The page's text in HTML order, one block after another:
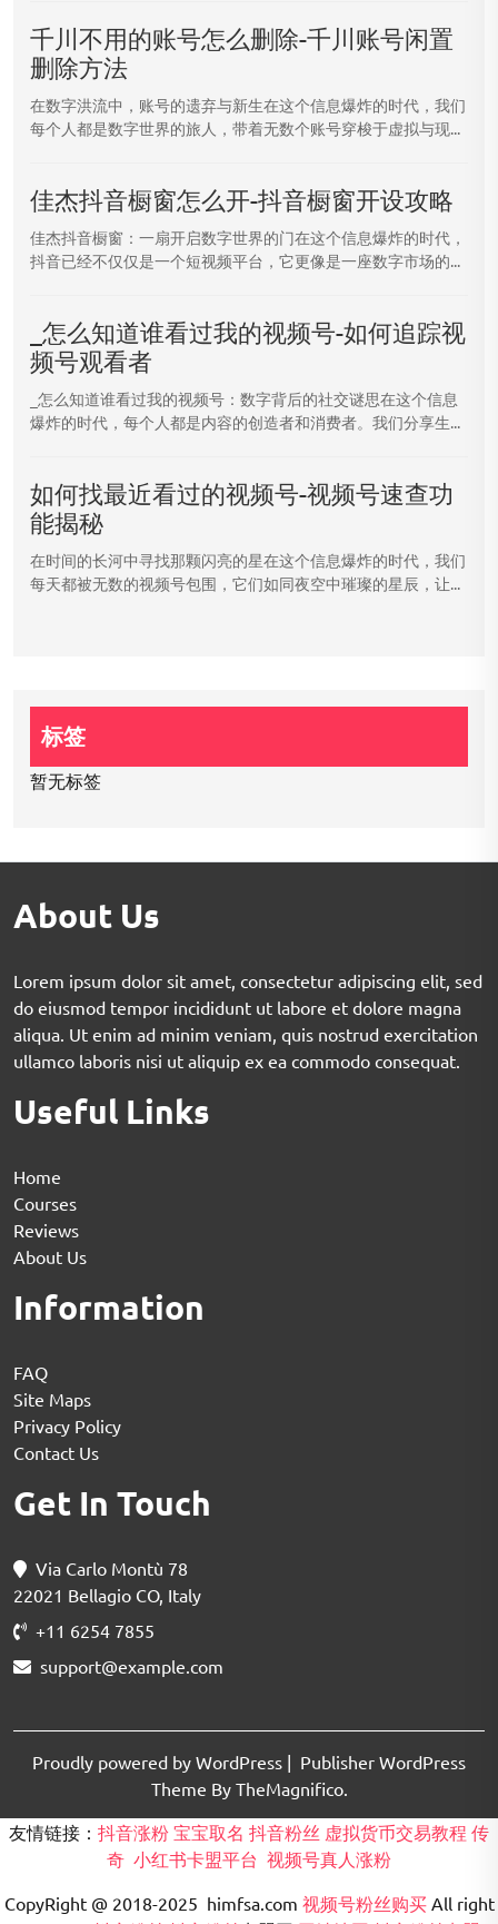
千川不用的账号怎么删除-千川账号闲置
删除方法
在数字洪流中，账号的遗弃与新生在这个信息爆炸的时代，我们
每个人都是数字世界的旅人，带着无数个账号穿梭于虚拟与现...
佳杰抖音橱窗怎么开-抖音橱窗开设攻略
佳杰抖音橱窗：一扇开启数字世界的门在这个信息爆炸的时代，
抖音已经不仅仅是一个短视频平台，它更像是一座数字市场的...
_怎么知道谁看过我的视频号-如何追踪视
频号观看者
_怎么知道谁看过我的视频号：数字背后的社交谜思在这个信息
爆炸的时代，每个人都是内容的创造者和消费者。我们分享生...
如何找最近看过的视频号-视频号速查功
能揭秘
在时间的长河中寻找那颗闪亮的星在这个信息爆炸的时代，我们
每天都被无数的视频号包围，它们如同夜空中璀璨的星辰，让...
标签
暂无标签
About Us
Lorem ipsum dolor sit amet, consectetur adipiscing elit, sed
do eiusmod tempor incididunt ut labore et dolore magna
aliqua. Ut enim ad minim veniam, quis nostrud exercitation
ullamco laboris nisi ut aliquip ex ea commodo consequat.
Useful Links
Home
Courses
Reviews
About Us
Information
FAQ
Site Maps
Privacy Policy
Contact Us
Get In Touch
Via Carlo Montù 78
22021 Bellagio CO, Italy
+11 6254 7855
support@example.com
Proudly powered by WordPress | Publisher WordPress
Theme By TheMagnifico.
友情链接： 抖音涨粉 宝宝取名 抖音粉丝 虚拟货币交易教程 传
奇 小红书卡盟平台 视频号真人涨粉
CopyRight @ 2018-2025 himfsa.com 视频号粉丝购买All right